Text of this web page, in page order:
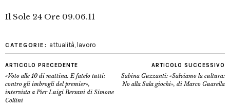
Il Sole 24 Ore 09.06.11
CATEGORIE: attualità, lavoro
ARTICOLO PRECEDENTE
«Voto alle 10 di mattina. E fatelo tutti:
contro gli imbrogli del premier»,
intervista a Pier Luigi Bersani di Simone
Collini
ARTICOLO SUCCESSIVO
Sabina Guzzanti: «Salviamo la cultura:
No alla Sala giochi», di Marco Guarella